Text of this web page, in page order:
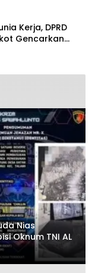
Kerja, DPRD
Gencarkan
Nias
Oknum TNI AL